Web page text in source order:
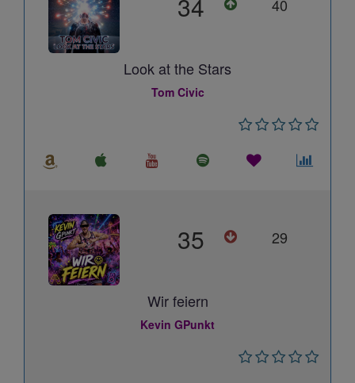
40
Look at the Stars
Tom Civic
35 29
Wir feiern
Kevin GPunkt